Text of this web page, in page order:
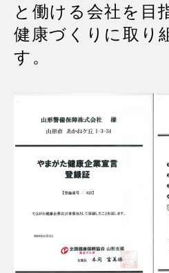
と働ける会社を目
健康づくりに取り
す。